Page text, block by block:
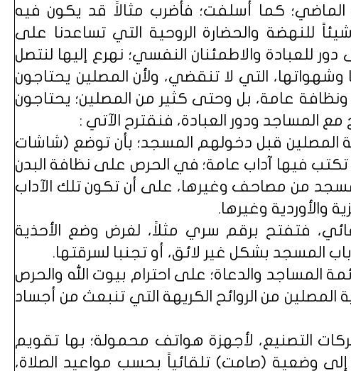
كما أسلفت؛ فأضرب مثالاً قد يكون فيه
للنهضة والحضارة الروحية التي تساعدنا على
للعبادة والاطمئنان النفسي؛ نهرع إليها لنتصل
وشهواتها، التي لا تنقضي، ولأن المصلين يحتاجون
عامة، بل وحتى كثير من المصلين؛ يحتاجون
المساجد ودور العبادة، فنقترح الآتي :
المصلين قبل دخولهم المسجد؛ بأن توضع (شاشات
فيها آداب عامة؛ في الحرص على نظافة البدن
من مصاحف وغيرها، على أن تكون تلك الآداب
والأوردية وغيرها.
فتفتح برقم سري مثلاً، لغرض وضع الأحذية
المسجد بشكل غير لائق، أو تجنبا لسرقتها.
المساجد والدعاة؛ على احترام بيوت الله والحرص
المصلين من الروائح الكريهة التي تنبعث من أجساد
التصنيع، لأجهزة هواتف محمولة؛ بها تقويم
وضعية (صامت) تلقائياً بحسب مواعيد الصلاة،